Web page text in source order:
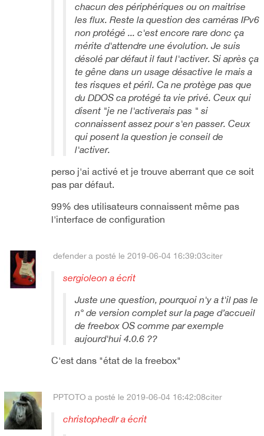
chacun des périphériques ou on maitrise
les flux. Reste la question des caméras IPv6
non protégé ... c'est encore rare donc ça
mérite d'attendre une évolution. Je suis
désolé par défaut il faut l'activer. Si après ça
te gêne dans un usage désactive le mais a
tes risques et péril. Ca ne protège pas que
du DDOS ca protégé ta vie privé. Ceux qui
disent "je ne l'activerais pas " si
connaissent assez pour s'en passer. Ceux
qui posent la question je conseil de
l'activer.
perso j'ai activé et je trouve aberrant que ce soit
pas par défaut.
99% des utilisateurs connaissent même pas
l'interface de configuration
defender a posté le 2019-06-04 16:39:03citer
sergioleon a écrit
Juste une question, pourquoi n'y a t'il pas le
n° de version complet sur la page d’accueil
de freebox OS comme par exemple
aujourd'hui 4.0.6 ??
C'est dans "état de la freebox"
PPTOTO a posté le 2019-06-04 16:42:08citer
christophedlr a écrit